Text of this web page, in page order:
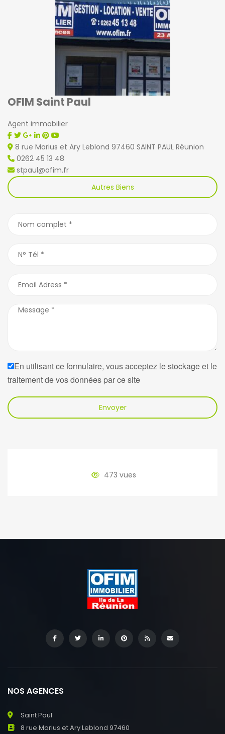
OFIM Saint Paul
Agent immobilier
8 rue Marius et Ary Leblond 97460 SAINT PAUL Réunion
0262 45 13 48
stpaul@ofim.fr
Autres Biens
En utilisant ce formulaire, vous acceptez le stockage et le
traitement de vos données par ce site
Envoyer
473 vues
NOS AGENCES
Saint Paul
8 rue Marius et Ary Leblond 97460